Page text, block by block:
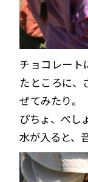
チョコレート
たところに、
ぜてみたり。
ぴちょ、ぺし
水が入ると、